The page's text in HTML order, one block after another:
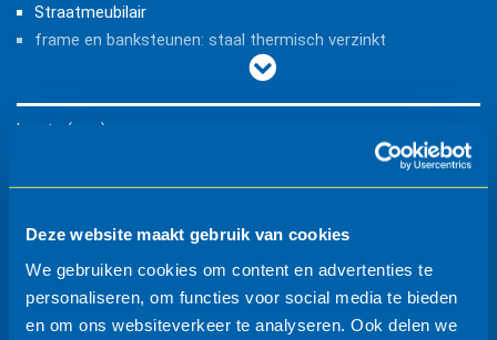
Deze website maakt gebruik van cookies
We gebruiken cookies om content en advertenties te
personaliseren, om functies voor social media te bieden
en om ons websiteverkeer te analyseren. Ook delen we
Straatmeubilair
frame en banksteunen: staal thermisch verzinkt
lengte (mm)
hoogte (mm)